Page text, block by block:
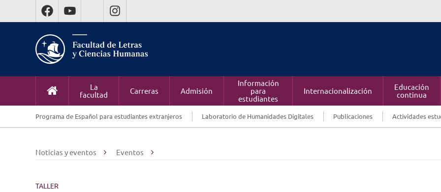
La
facultad
Carreras Admisión
Información
para
estudiantes
Internacionalización
Educación
continua
Programa de Español para estudiantes extranjeros Laboratorio de Humanidades Digitales Publicaciones Actividades
Noticias y eventos Eventos
TALLER